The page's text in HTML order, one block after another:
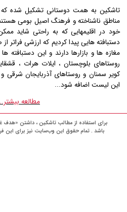
تاشکین به همت دوستانی تشکیل شده
مناطق ناشناخته و فرهنگ اصیل بومی
خود در اقلیمهایی که به راحتی شاید
دستبافته هایی پیدا کردیم که ارزشی
مغازه ها و بازارها دارند و این دستبافته
روستاهای بلوچستان ، ایلات هرات ،
کویر سمنان و روستاهای آذربایجان
این لیست اضافه شود...
برای استفاده از مطالب تاشکین ، داشتن «هدف
باشد . تمام حقوق اين وب‌سايت نیز برای این
مطالعه